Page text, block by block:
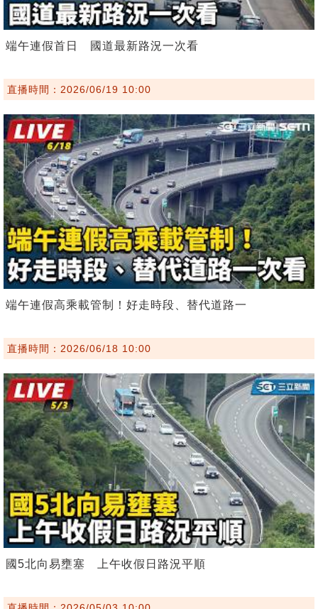
端午連假首日 國道最新路況一次看
直播時間：2026/06/19 10:00
端午連假高乘載管制！好走時段、替代道路一
直播時間：2026/06/18 10:00
國5北向易壅塞 上午收假日路況平順